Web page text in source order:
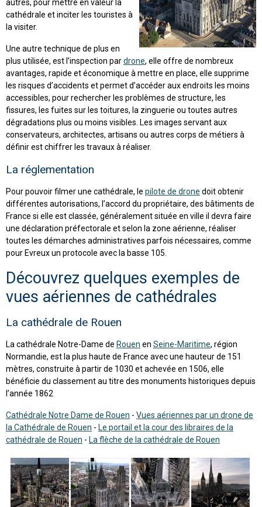
autres, pour mettre en valeur la
cathédrale et inciter les touristes à
la visiter.
Une autre technique de plus en
plus utilisée, est l’inspection pardrone, elle offre de nombreux
avantages, rapide et économique à mettre en place, elle supprime
les risques d’accidents et permet d’accéder aux endroits les moins
accessibles, pour rechercher les problèmes de structure, les
fissures, les fuites sur les toitures, la zinguerie ou toutes autres
dégradations plus ou moins visibles. Les images servant aux
conservateurs, architectes, artisans ou autres corps de métiers à
définir est chiffrer les travaux à réaliser.
La réglementation
Pour pouvoir filmer une cathédrale, le pilote de drone doit obtenir
différentes autorisations, l’accord du propriétaire, des bâtiments de
France si elle est classée, généralement située en ville il devra faire
une déclaration préfectorale et selon la zone aérienne, réaliser
toutes les démarches administratives parfois nécessaires, comme
pour Evreux un protocole avec la basse 105.
Découvrez quelques exemples de
vues aériennes de cathédrales
La cathédrale de Rouen
La cathédrale Notre-Dame de Rouen en Seine-Maritime, région
Normandie, est la plus haute de France avec une hauteur de 151
mètres, construite à partir de 1030 et achevée en 1506, elle
bénéficie du classement au titre des monuments historiques depuis
l’année 1862
Cathédrale Notre Dame de Rouen - Vues aériennes par un drone de
la Cathédrale de Rouen - Le portail et la cour des libraires de la
cathédrale de Rouen - La flèche de la cathédrale de Rouen